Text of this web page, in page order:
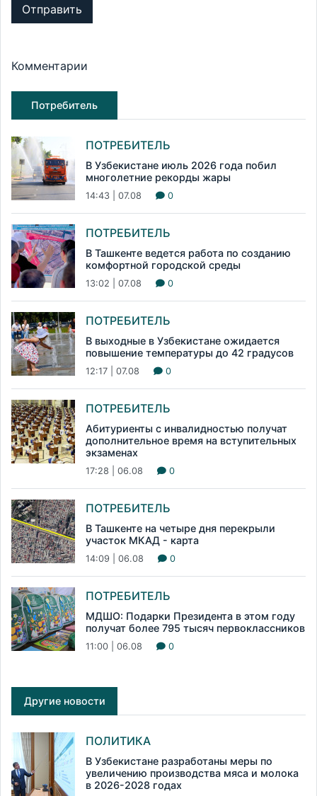
Отправить
Комментарии
Потребитель
ПОТРЕБИТЕЛЬ
В Узбекистане июль 2026 года побил
многолетние рекорды жары
14:43 | 07.08 0
ПОТРЕБИТЕЛЬ
В Ташкенте ведется работа по созданию
комфортной городской среды
13:02 | 07.08 0
ПОТРЕБИТЕЛЬ
В выходные в Узбекистане ожидается
повышение температуры до 42 градусов
12:17 | 07.08 0
ПОТРЕБИТЕЛЬ
Абитуриенты с инвалидностью получат
дополнительное время на вступительных
экзаменах
17:28 | 06.08 0
ПОТРЕБИТЕЛЬ
В Ташкенте на четыре дня перекрыли
участок МКАД - карта
14:09 | 06.08 0
ПОТРЕБИТЕЛЬ
МДШО: Подарки Президента в этом году
получат более 795 тысяч первоклассников
11:00 | 06.08 0
Другие новости
ПОЛИТИКА
В Узбекистане разработаны меры по
увеличению производства мяса и молока
в 2026-2028 годах